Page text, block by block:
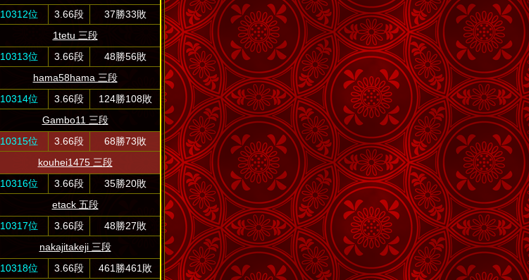
10312位
3.66段
37勝33敗
1tetu 三段
10313位
3.66段
48勝56敗
hama58hama 三段
10314位
3.66段
124勝108敗
Gambo11 三段
10315位
3.66段
68勝73敗
kouhei1475 三段
10316位
3.66段
35勝20敗
etack 五段
10317位
3.66段
48勝27敗
nakajitakeji 三段
10318位
3.66段
461勝461敗